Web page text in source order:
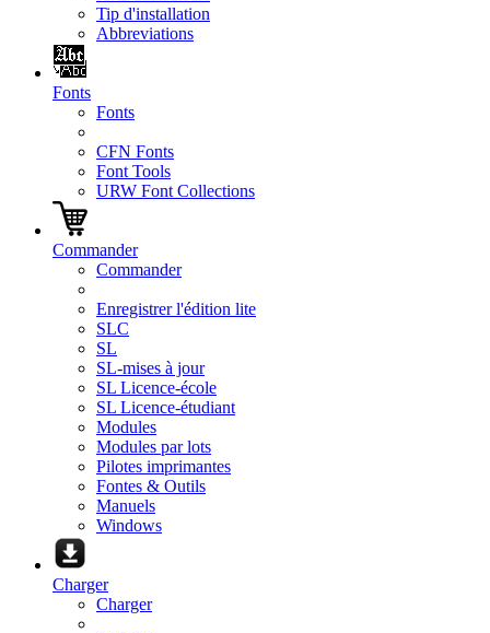
Tip d'installation
Abbreviations
Fonts
Fonts
CFN Fonts
Font Tools
URW Font Collections
Commander
Commander
Enregistrer l'édition lite
SLC
SL
SL-mises à jour
SL Licence-école
SL Licence-étudiant
Modules
Modules par lots
Pilotes imprimantes
Fontes & Outils
Manuels
Windows
Charger
Charger